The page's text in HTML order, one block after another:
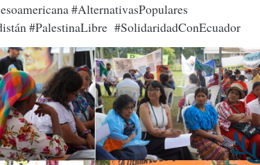
#AlternativasPopulares
#PalestinaLibre #SolidaridadConEcuador